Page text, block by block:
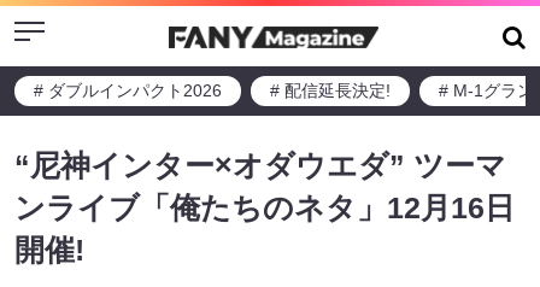
Menu
# ダブルインパクト2026 # 配信延長決定! # M-1グラン
“尼神インター×オダウエダ” ツーマ
ンライブ「俺たちのネタ」12月16日
開催!